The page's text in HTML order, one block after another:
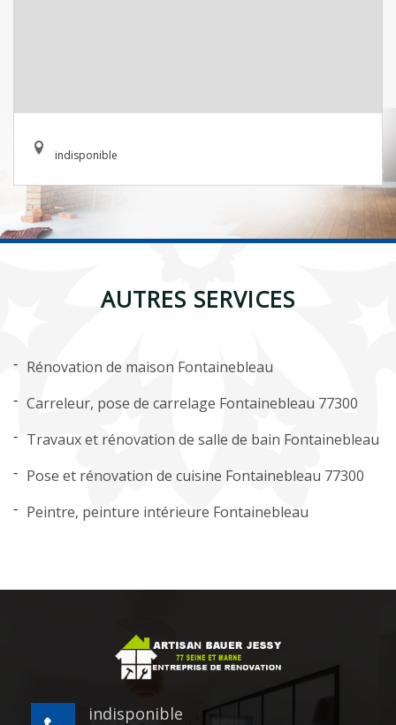
indisponible
AUTRES SERVICES
Rénovation de maison Fontainebleau
Carreleur, pose de carrelage Fontainebleau 77300
Travaux et rénovation de salle de bain Fontainebleau
Pose et rénovation de cuisine Fontainebleau 77300
Peintre, peinture intérieure Fontainebleau
indisponible